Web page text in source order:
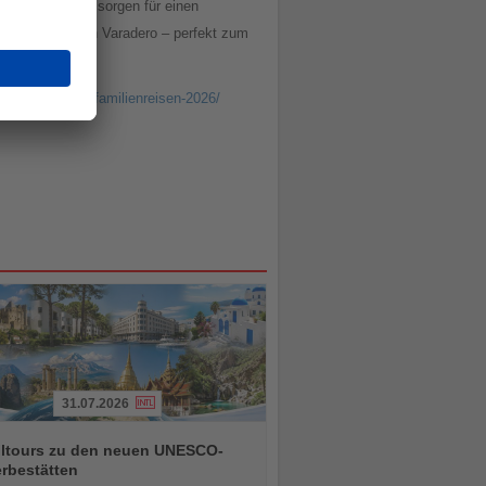
sorgen für einen
von Varadero – perfekt zum
termine-familienreisen-2026/
31.07.2026
zu den neuen UNESCO-